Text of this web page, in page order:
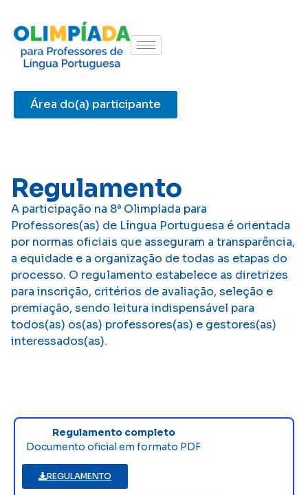
Área do(a) participante
Regulamento
A participação na 8ª Olimpíada para
Professores(as) de Língua Portuguesa é orientada
por normas oficiais que asseguram a transparência,
a equidade e a organização de todas as etapas do
processo. O regulamento estabelece as diretrizes
para inscrição, critérios de avaliação, seleção e
premiação, sendo leitura indispensável para
todos(as) os(as) professores(as) e gestores(as)
interessados(as).
Regulamento completo
Documento oficial em formato PDF
REGULAMENTO